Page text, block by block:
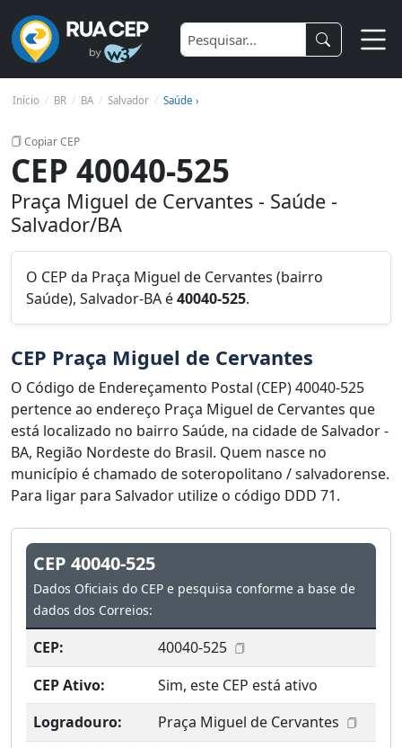
Início BR BA Salvador Saúde ›
Copiar CEP
CEP 40040-525
Praça Miguel de Cervantes - Saúde -
Salvador/BA
O CEP da Praça Miguel de Cervantes (bairro
Saúde), Salvador-BA é40040-525.
CEP Praça Miguel de Cervantes
O Código de Endereçamento Postal (CEP) 40040-525
pertence ao endereço Praça Miguel de Cervantes que
está localizado no bairro Saúde, na cidade de Salvador -
BA, Região Nordeste do Brasil. Quem nasce no
município é chamado de soteropolitano / salvadorense.
Para ligar para Salvador utilize o código DDD 71.
CEP 40040-525
Dados Oficiais do CEP e pesquisa conforme a base de
dados dos Correios:
CEP:
40040-525
CEP Ativo:
Sim, este CEP está ativo
Logradouro:
Praça Miguel de Cervantes